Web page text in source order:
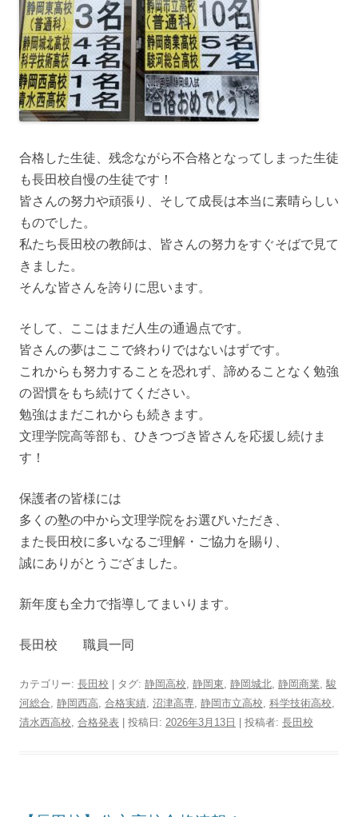
合格した生徒、残念ながら不合格となってしまった生徒
も長田校自慢の生徒です！
皆さんの努力や頑張り、そして成長は本当に素晴らしい
ものでした。
私たち長田校の教師は、皆さんの努力をすぐそばで見て
きました。
そんな皆さんを誇りに思います。
そして、ここはまだ人生の通過点です。
皆さんの夢はここで終わりではないはずです。
これからも努力することを恐れず、諦めることなく勉強
の習慣をもち続けてください。
勉強はまだこれからも続きます。
文理学院高等部も、ひきつづき皆さんを応援し続けま
す！
保護者の皆様には
多くの塾の中から文理学院をお選びいただき、
また長田校に多いなるご理解・ご協力を賜り、
誠にありがとうござました。
新年度も全力で指導してまいります。
長田校 職員一同
カテゴリー: 長田校 | タグ: 静岡高校, 静岡東, 静岡城北, 静岡商業, 駿
河総合, 静岡西高, 合格実績, 沼津高専, 静岡市立高校, 科学技術高校,
清水西高校, 合格発表 | 投稿日: 2026年3月13日 投稿者: 長田校